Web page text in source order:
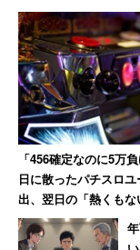
「456確定なのに5万
日に散ったパチスロ
出、翌日の「熱くもな
10万負けた猛者も